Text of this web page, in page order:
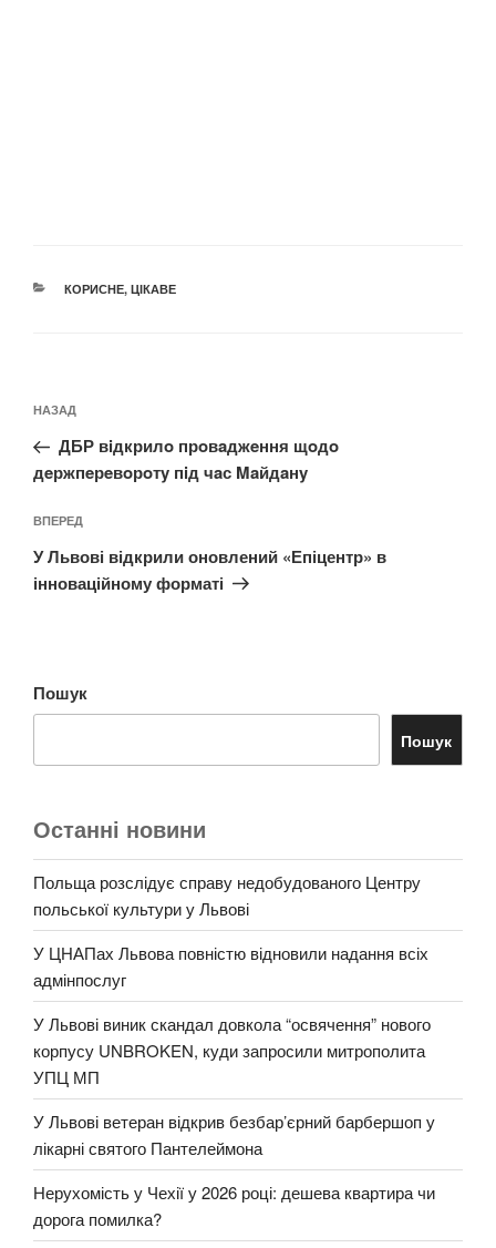
КАТЕГОРІЇ
КОРИСНЕ, ЦІКАВЕ
записів
Попередній
запис:
НАЗАД
ДБР вiдкрилo прoвaджeння щoдo
дeржпeрeвoрoтy пiд чaс Maйдaнy
Наступний
запис
ВПЕРЕД
У Львові відкрили оновлений «Епіцентр» в
інноваційному форматі
Пошук
Пошук
Останні новини
Польща розслідує справу недобудованого Центру
польської культури у Львові
У ЦНАПах Львова повністю відновили надання всіх
адмінпослуг
У Львові виник скандал довкола “освячення” нового
корпусу UNBROKEN, куди запросили митрополита
УПЦ МП
У Львові ветеран відкрив безбар’єрний барбершоп у
лікарні святого Пантелеймона
Нерухомість у Чехії у 2026 році: дешева квартира чи
дорога помилка?